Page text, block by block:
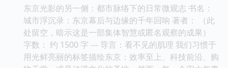
东京光影的另一侧：都市脉络下的日常微观志 书名：
城市浮沉录：东京幕后与边缘的千年回响 著者： （此
处留空，暗示这是一部集体智慧或匿名观察的成果）
字数： 约 1500 字 --- 导言：看不见的肌理 我们习惯于
用光鲜亮丽的标签描绘东京：效率至上、科技前沿、购